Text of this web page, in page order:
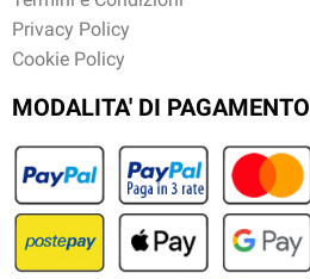
Privacy Policy
Cookie Policy
MODALITA' DI PAGAMENTO